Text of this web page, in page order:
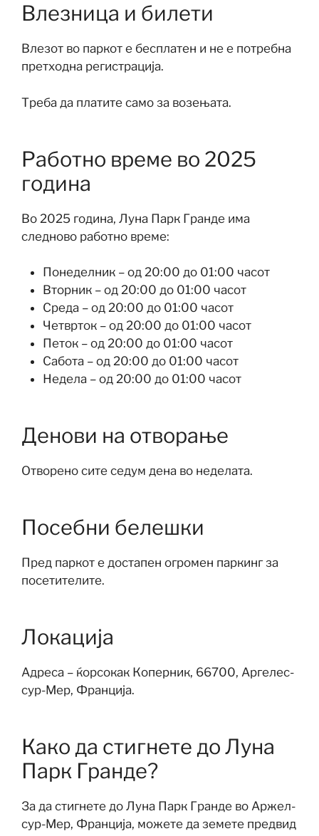
Влезница и билети
Влезот во паркот е бесплатен и не е потребна
претходна регистрација.
Треба да платите само за возењата.
Работно време во 2025
година
Во 2025 година, Луна Парк Гранде има
следново работно време:
Понеделник – од 20:00 до 01:00 часот
Вторник – од 20:00 до 01:00 часот
Среда – од 20:00 до 01:00 часот
Четврток – од 20:00 до 01:00 часот
Петок – од 20:00 до 01:00 часот
Сабота – од 20:00 до 01:00 часот
Недела – од 20:00 до 01:00 часот
Денови на отворање
Отворено сите седум дена во неделата.
Посебни белешки
Пред паркот е достапен огромен паркинг за
посетителите.
Локација
Адреса – ќорсокак Коперник, 66700, Аргелес-
сур-Мер, Франција.
Како да стигнете до Луна
Парк Гранде?
За да стигнете до Луна Парк Гранде во Аржел-
сур-Мер, Франција, можете да земете предвид